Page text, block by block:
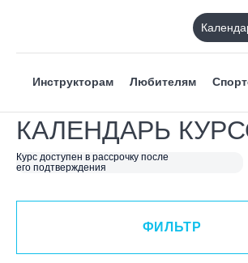
Инструкторам Любителям
КАЛЕНДАРЬ
Курс доступен в рассрочку после
его подтверждения
ФИЛЬТР
ВИД СПОРТА
Я ХОЧУ
КАТЕГОРИЯ
ФИЛЬТР